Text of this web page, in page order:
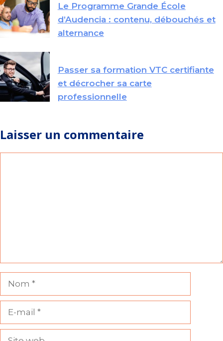
Le Programme Grande École
d’Audencia : contenu, débouchés et
alternance
Passer sa formation VTC certifiante
et décrocher sa carte
professionnelle
Laisser un commentaire
Nom
Site